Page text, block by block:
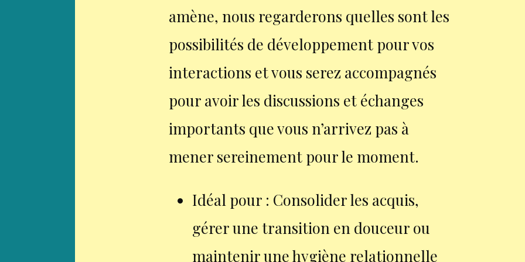
amène, nous regarderons quelles sont les
possibilités de développement pour vos
interactions et vous serez accompagnés
pour avoir les discussions et échanges
importants que vous n’arrivez pas à
mener sereinement pour le moment.
Idéal pour : Consolider les acquis,
gérer une transition en douceur ou
maintenir une hygiène relationnelle